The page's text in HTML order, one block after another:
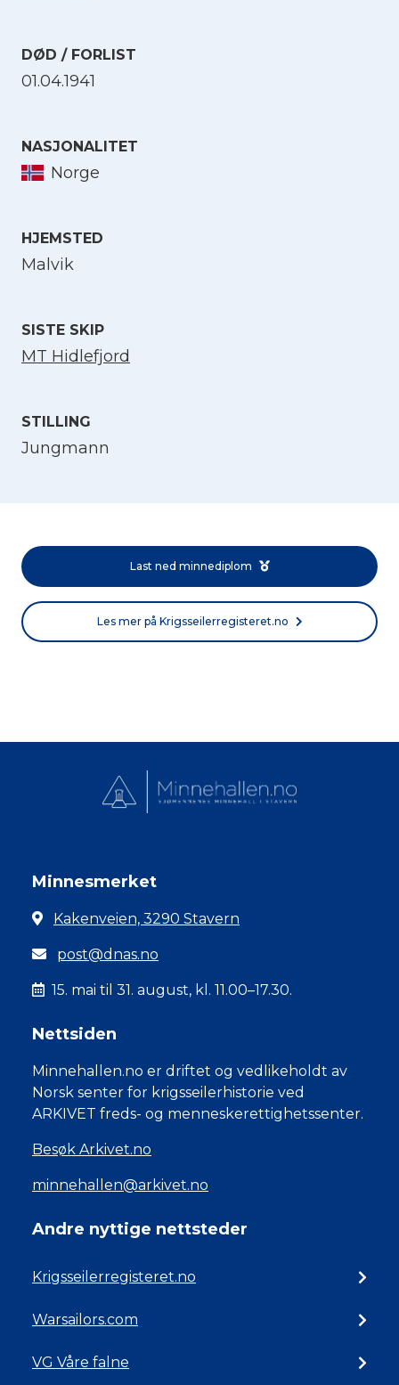
DØD / FORLIST
01.04.1941
NASJONALITET
Norge
HJEMSTED
Malvik
SISTE SKIP
MT Hidlefjord
STILLING
Jungmann
Last ned minnediplom
Les mer på Krigsseilerregisteret.no
Minnesmerket
Kakenveien, 3290 Stavern
post@dnas.no
15. mai til 31. august, kl. 11.00–17.30.
Nettsiden
Minnehallen.no er driftet og vedlikeholdt av
Norsk senter for krigsseilerhistorie ved
ARKIVET freds- og menneskerettighetssenter.
Besøk Arkivet.no
minnehallen@arkivet.no
Andre nyttige nettsteder
Krigsseilerregisteret.no
Warsailors.com
VG Våre falne
Velg språk